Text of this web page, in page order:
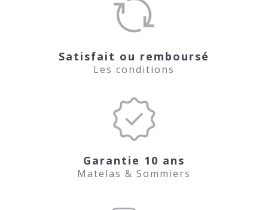
Satisfait ou remboursé
Les conditions
Garantie 10 ans
Matelas & Sommiers